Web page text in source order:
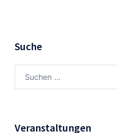
Suche
Veranstaltungen